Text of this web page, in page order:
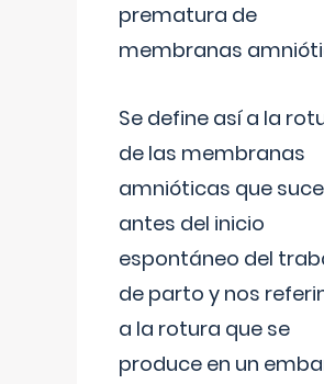
prematura de
membranas
Se define así a la
de las membranas
amnióticas que
antes del inicio
espontáneo del
de parto y nos
a la rotura que se
produce en un